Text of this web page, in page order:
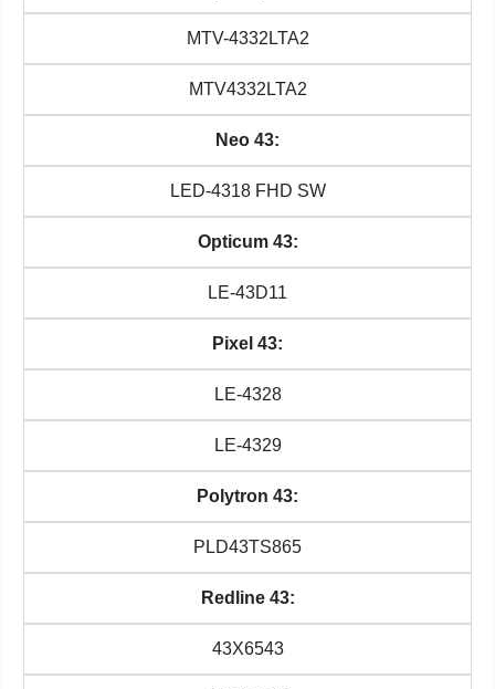
MTV-4332LTA2
MTV4332LTA2
Neo 43:
LED-4318 FHD SW
Opticum 43:
LE-43D11
Pixel 43:
LE-4328
LE-4329
Polytron 43:
PLD43TS865
Redline 43:
43X6543